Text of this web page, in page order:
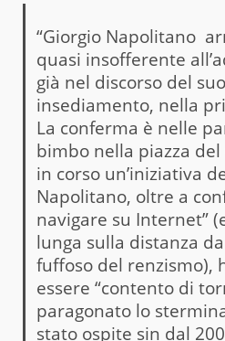
“Giorgio Napolitano
quasi insofferente
già nel discorso del
insediamento, nella
La conferma è nelle
bimbo nella piazza del
in corso un’iniziativa
Napolitano, oltre a
navigare su Internet”
lunga sulla distanza
fuffoso del renzismo),
essere “contento di
paragonato lo
stato ospite sin dal